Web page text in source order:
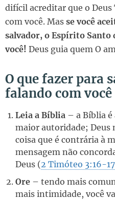
difícil acreditar que o
com você. Mas se você
salvador, o Espírito Santo
você! Deus guia quem O
O que fazer para
falando com você
Leia a Bíblia – a Bíblia é
maior autoridade; Deus
coisa que é contrária à
mensagem não
Deus (2 Timóteo 3:16-17
Ore – tendo mais
mais intimidade, você